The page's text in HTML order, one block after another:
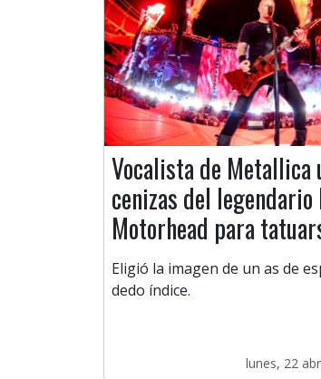
Vocalista de Metallica
cenizas del
Motorhead para
Eligió la imagen de un as de
dedo índice.
lunes, 22